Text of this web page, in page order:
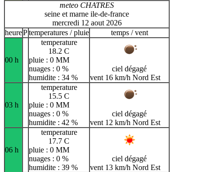
meteo CHATRES
seine et marne ile-de-france
mercredi 12 aout 2026
heurePtemperatures / pluie temps / vent
00 h
temperature
18.2 C
pluie : 0 MM
nuages : 0 %
humidite : 34 %
ciel dégagé
vent 16 km/h Nord Est
03 h
temperature
15.5 C
pluie : 0 MM
nuages : 0 %
humidite : 42 %
ciel dégagé
vent 12 km/h Nord Est
06 h
temperature
17.7 C
pluie : 0 MM
nuages : 0 %
humidite : 39 %
ciel dégagé
vent 13 km/h Nord Est